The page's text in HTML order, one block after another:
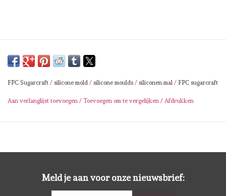
OLO Markers
Impronte D'autore
Siliconen mal
FPC Sugarcraft / silicone mold / silicone moulds / siliconen mal / FPC sugarcraft
Aan verlanglijst toevoegen / Toevoegen om te vergelijken / Afdrukken
Meld je aan voor onze nieuwsbrief: